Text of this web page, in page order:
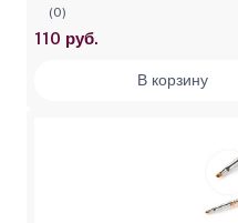
(0)
110 руб.
В корзину